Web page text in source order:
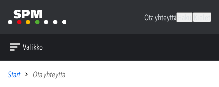
Ota yhteyttä
Valikko
Start
Ota yhteyttä